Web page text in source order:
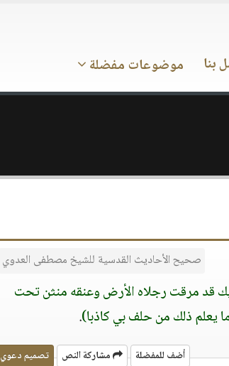
بنا موضوعات مفضلة
صحيح الأحاديث القدسية للشيخ مصطفى العدوي
قد مرقت رجلاه الأرض وعنقه منثن تحت
يعلم ذلك من حلف بي كاذبا).
أضف للمفضلة مشاركة النص تصميم دعوي